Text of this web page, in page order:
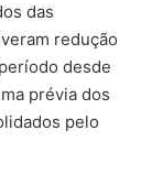
das
redução
desde
prévia dos
pelo